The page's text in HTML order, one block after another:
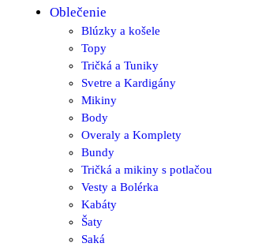
Oblečenie
Blúzky a košele
Topy
Tričká a Tuniky
Svetre a Kardigány
Mikiny
Body
Overaly a Komplety
Bundy
Tričká a mikiny s potlačou
Vesty a Bolérka
Kabáty
Šaty
Saká